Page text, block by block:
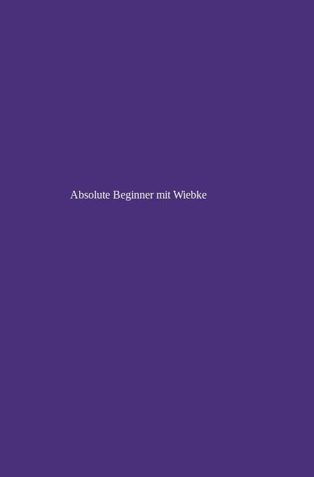
Absolute Beginner mit Wiebke